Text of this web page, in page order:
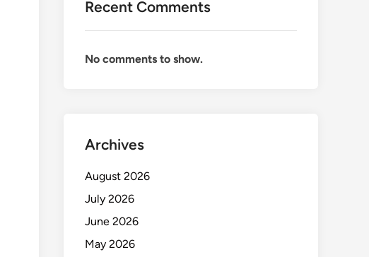
Recent Comments
No comments to show.
Archives
August 2026
July 2026
June 2026
May 2026